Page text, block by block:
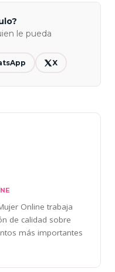
le pueda
X
Online trabaja
de calidad sobre
más importantes